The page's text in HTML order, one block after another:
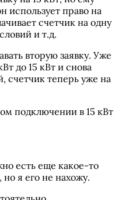
использует право на
счетчик на одну
и т.д.
вторую заявку. Уже
до 15 кВт и снова
счетчик теперь уже на
подключении в 15 кВт
есть еще какое-то
я его не нахожу.